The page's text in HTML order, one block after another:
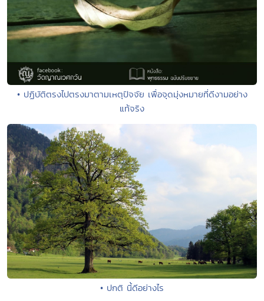
• ปฏิบัติตรงไปตรงมาตามเหตุปัจจัย เพื่อจุดมุ่งหมายที่ดีงามอย่าง
แท้จริง
• ปกติ นี้ดีอย่างไร